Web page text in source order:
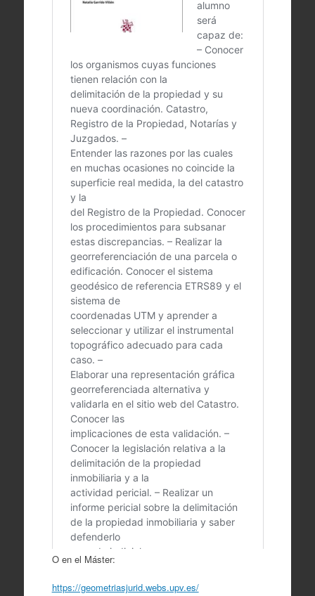
O en el Máster:
https://geometriasjurid.webs.upv.es/